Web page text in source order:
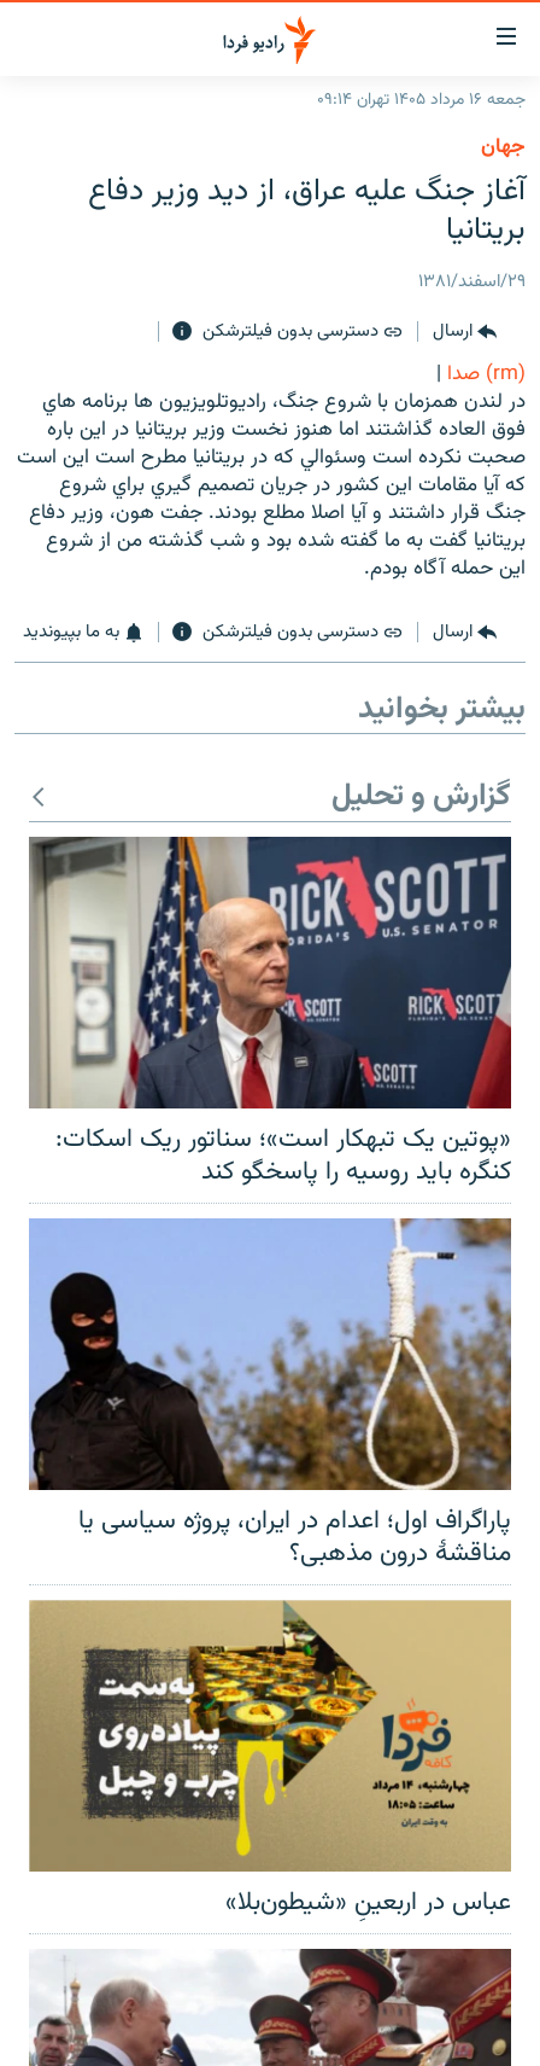
لینک‌های
قابلیت
دسترسی
بازگشت
به
اصلی
رفتن
صفحه
جستجو
ایران
جهان
برنامه‌های رادیویی
فرکانس‌ها
چندرسانه‌ای
گزارش‌های تصویری
گزارش‌های ویدئویی
زنان فردا
English
به ما بپیوندید
جمعه ۱۶ مرداد ۱۴۰۵ تهران ۰۹:۱۴
جهان
آغاز جنگ عليه عراق، از ديد وزير دفاع
بريتانيا
۲۹/اسفند/۱۳۸۱
ارسال
دسترسی بدون فیلترشکن
(rm) صدا
|
در لندن همزمان با شروع جنگ، راديوتلويزيون ها برنامه هاي
فوق العاده گذاشتند اما هنوز نخست وزير بريتانيا در اين باره
صحبت نكرده است وسئوالي كه در بريتانيا مطرح است اين است
كه آيا مقامات اين كشور در جريان تصميم گيري براي شروع
جنگ قرار داشتند و آيا اصلا مطلع بودند. جفت هون، وزير دفاع
بريتانيا گفت به ما گفته شده بود و شب گذشته من از شروع
اين حمله آگاه بودم.
ارسال دسترسی بدون فیلترشکن به ما بپیوندید
بیشتر بخوانید
گزارش و تحلیل
«پوتین یک تبهکار است»؛ سناتور ریک اسکات:
کنگره باید روسیه را پاسخگو کند
پاراگراف اول؛ اعدام در ایران، پروژه سیاسی یا
مناقشهٔ درون مذهبی؟
عباس در اربعینِ «شیطون‌بلا»